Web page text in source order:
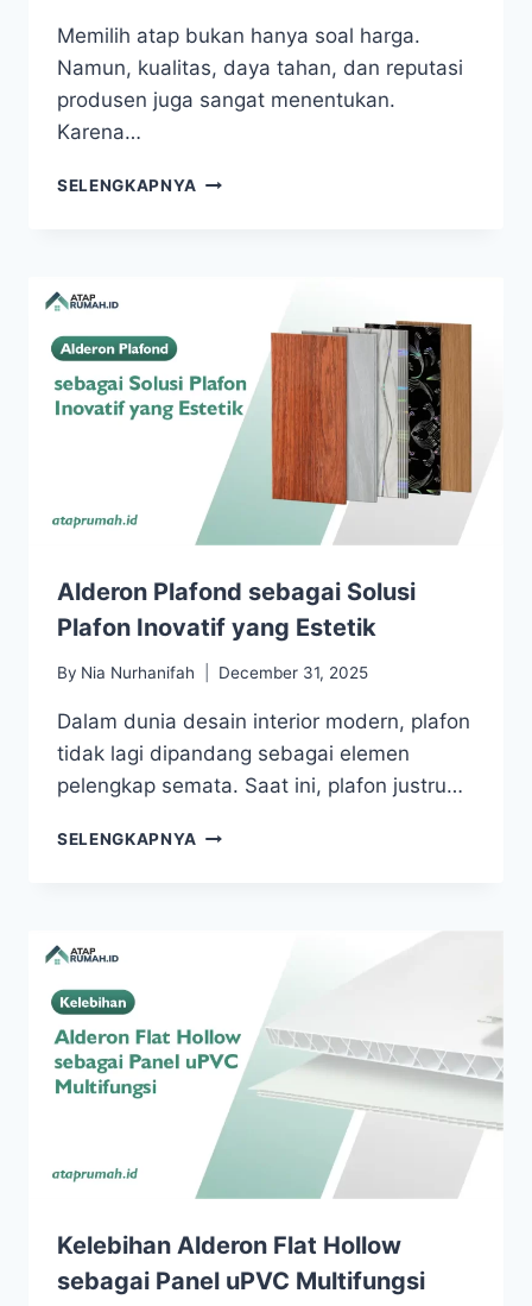
Memilih atap bukan hanya soal harga.
Namun, kualitas, daya tahan, dan reputasi
produsen juga sangat menentukan.
Karena…
SELENGKAPNYA
Alderon Plafond sebagai Solusi
Plafon Inovatif yang Estetik
By Nia Nurhanifah December 31, 2025
Dalam dunia desain interior modern, plafon
tidak lagi dipandang sebagai elemen
pelengkap semata. Saat ini, plafon justru…
SELENGKAPNYA
Kelebihan Alderon Flat Hollow
sebagai Panel uPVC Multifungsi